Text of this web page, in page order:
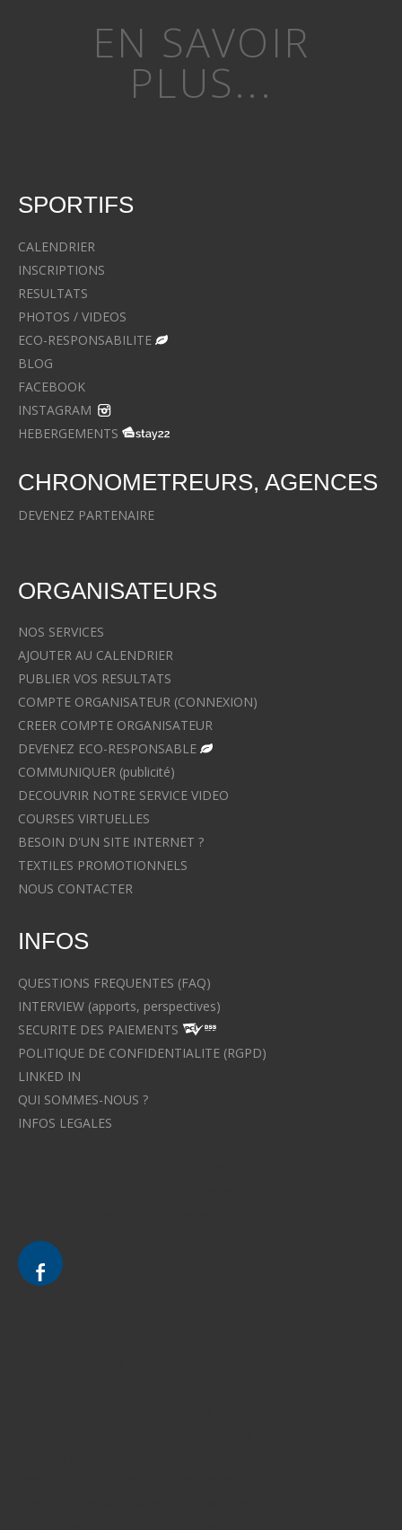
EN SAVOIR
PLUS...
SPORTIFS
CALENDRIER
INSCRIPTIONS
RESULTATS
PHOTOS / VIDEOS
ECO-RESPONSABILITE
BLOG
FACEBOOK
INSTAGRAM
HEBERGEMENTS
CHRONOMETREURS, AGENCES
DEVENEZ PARTENAIRE
ORGANISATEURS
NOS SERVICES
AJOUTER AU CALENDRIER
PUBLIER VOS RESULTATS
COMPTE ORGANISATEUR (CONNEXION)
CREER COMPTE ORGANISATEUR
DEVENEZ ECO-RESPONSABLE
COMMUNIQUER (publicité)
DECOUVRIR NOTRE SERVICE VIDEO
COURSES VIRTUELLES
BESOIN D'UN SITE INTERNET ?
TEXTILES PROMOTIONNELS
NOUS CONTACTER
INFOS
QUESTIONS FREQUENTES (FAQ)
INTERVIEW (apports, perspectives)
SECURITE DES PAIEMENTS
POLITIQUE DE CONFIDENTIALITE (RGPD)
LINKED IN
QUI SOMMES-NOUS ?
INFOS LEGALES